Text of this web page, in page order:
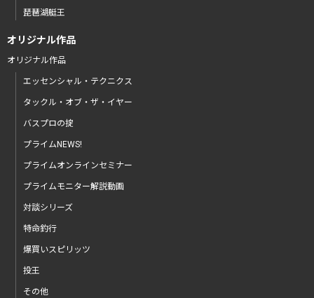
琵琶湖艇王
オリジナル作品
オリジナル作品
エッセンシャル・テクニクス
タックル・オブ・ザ・イヤー
バスプロの掟
プライムNEWS!
プライムオンラインセミナー
プライムモニター解説動画
対談シリーズ
特命釣行
爆買いスピリッツ
投王
その他